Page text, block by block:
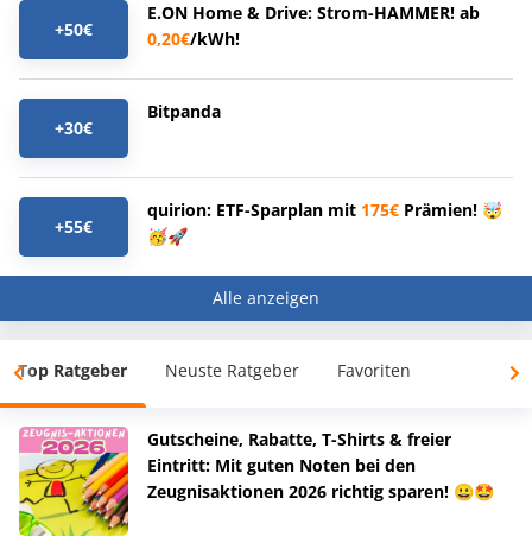
+50€
E.ON Home & Drive: Strom-HAMMER! ab
0,20€/kWh!
+30€
Bitpanda
+55€
quirion: ETF-Sparplan mit 175€ Prämien! 🤯
🥳🚀
Alle anzeigen
Top Ratgeber Neuste Ratgeber Favoriten
Gutscheine, Rabatte, T-Shirts & freier
Eintritt: Mit guten Noten bei den
Zeugnisaktionen 2026 richtig sparen! 😀🤩